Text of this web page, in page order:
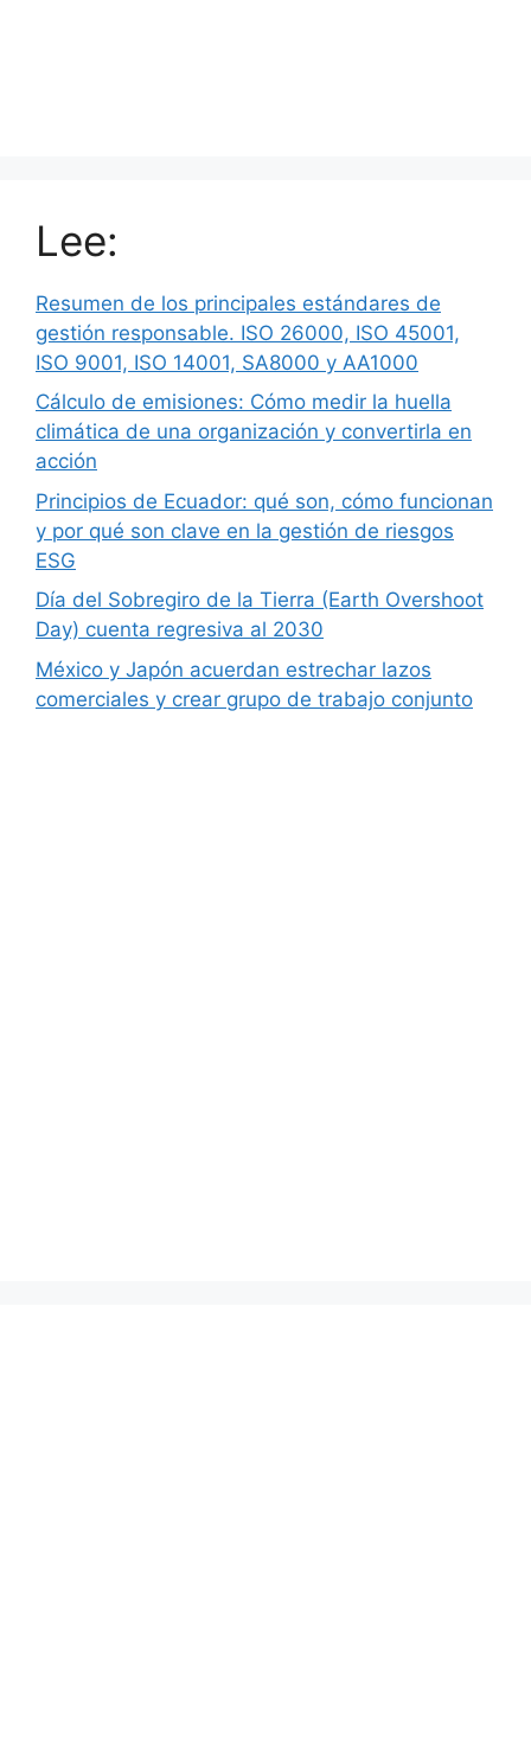
Lee:
Resumen de los principales estándares de
gestión responsable. ISO 26000, ISO 45001,
ISO 9001, ISO 14001, SA8000 y AA1000
Cálculo de emisiones: Cómo medir la huella
climática de una organización y convertirla en
acción
Principios de Ecuador: qué son, cómo funcionan
y por qué son clave en la gestión de riesgos
ESG
Día del Sobregiro de la Tierra (Earth Overshoot
Day) cuenta regresiva al 2030
México y Japón acuerdan estrechar lazos
comerciales y crear grupo de trabajo conjunto